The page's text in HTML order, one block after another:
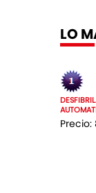
LO
Precio: